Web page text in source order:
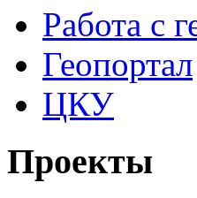
Работа с
Геопортал
ЦКУ
Проекты